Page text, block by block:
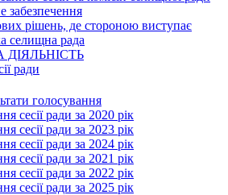
забезпечення
рішень, де стороною виступає
селищна рада
ради
голосування
сесії ради за 2020 рік
сесії ради за 2023 рік
сесії ради за 2024 рік
сесії ради за 2021 рік
сесії ради за 2022 рік
сесії ради за 2025 рік